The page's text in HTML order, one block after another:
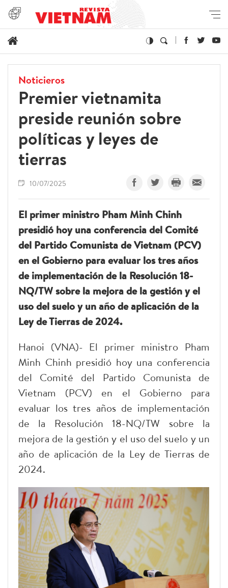
Noticieros
Premier vietnamita
preside reunión sobre
políticas y leyes de
tierras
10/07/2025
El primer ministro Pham Minh Chinh
presidió hoy una conferencia del Comité
del Partido Comunista de Vietnam (PCV)
en el Gobierno para evaluar los tres años
de implementación de la Resolución 18-
NQ/TW sobre la mejora de la gestión y el
uso del suelo y un año de aplicación de la
Ley de Tierras de 2024.
Hanoi (VNA)- El primer ministro Pham
Minh Chinh presidió hoy una conferencia
del Comité del Partido Comunista de
Vietnam (PCV) en el Gobierno para
evaluar los tres años de implementación
de la Resolución 18-NQ/TW sobre la
mejora de la gestión y el uso del suelo y un
año de aplicación de la Ley de Tierras de
2024.